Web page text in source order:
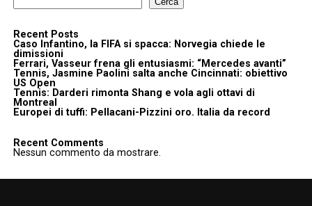
Recent Posts
Caso Infantino, la FIFA si spacca: Norvegia chiede le
dimissioni
Ferrari, Vasseur frena gli entusiasmi: “Mercedes avanti”
Tennis, Jasmine Paolini salta anche Cincinnati: obiettivo
US Open
Tennis: Darderi rimonta Shang e vola agli ottavi di
Montreal
Europei di tuffi: Pellacani-Pizzini oro. Italia da record
Recent Comments
Nessun commento da mostrare.